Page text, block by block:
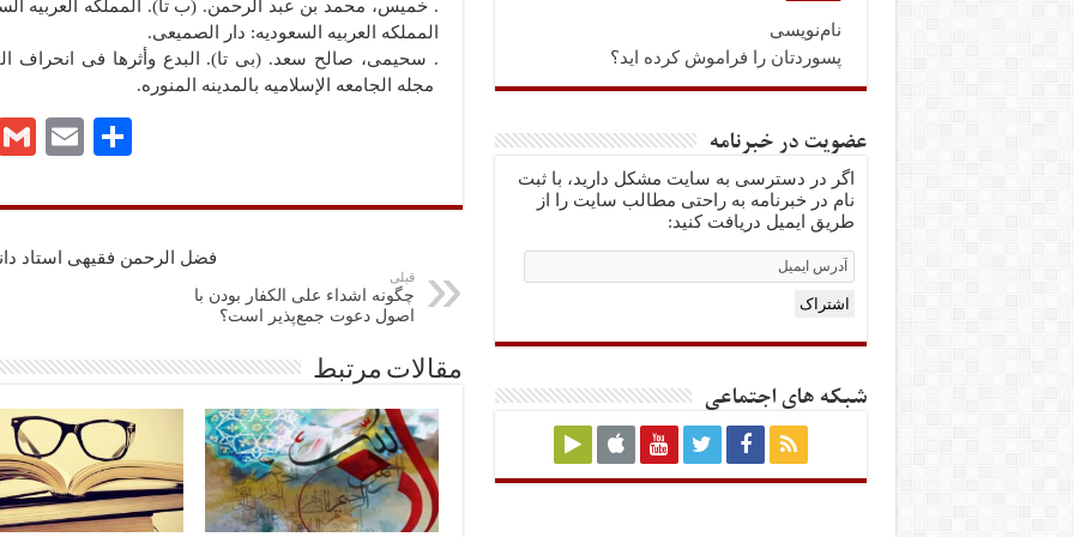
. خمیس، محمد بن عبد الرحمن. (ب تا). المملکه العربیه
المملکه العربیه السعودیه: دار الصمیعی.
. سحیمی، صالح سعد. (بی تا). البدع وأثرها فی انحراف
مجله الجامعه الإسلامیه بالمدینه المنوره.
Te G
ail
E
ail تر
ا
ار
ی
فضل الرحمن فقیهی استاد
قبلی
چگونه اشداء علی الکفار بودن با
اصول دعوت جمع‌پذیر است؟
مقالات مرتبط
نام‌نویسی
پسوردتان را فراموش کرده اید؟
عضویت در خبرنامه
اگر در دسترسی به سایت مشکل دارید، با ثبت
نام در خبرنامه به راحتی مطالب سایت را از
طریق ایمیل دریافت کنید:
Email
Subscription
اشتراک
شبکه های اجتماعی